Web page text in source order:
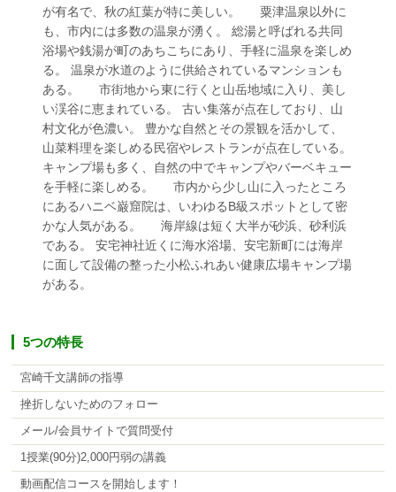
が有名で、秋の紅葉が特に美しい。 粟津温泉以外に
も、市内には多数の温泉が湧く。 総湯と呼ばれる共同
浴場や銭湯が町のあちこちにあり、手軽に温泉を楽しめ
る。 温泉が水道のように供給されているマンションも
ある。 市街地から東に行くと山岳地域に入り、美し
い渓谷に恵まれている。 古い集落が点在しており、山
村文化が色濃い。 豊かな自然とその景観を活かして、
山菜料理を楽しめる民宿やレストランが点在している。
キャンプ場も多く、自然の中でキャンプやバーベキュー
を手軽に楽しめる。 市内から少し山に入ったところ
にあるハニベ巌窟院は、いわゆるB級スポットとして密
かな人気がある。 海岸線は短く大半が砂浜、砂利浜
である。 安宅神社近くに海水浴場、安宅新町には海岸
に面して設備の整った小松ふれあい健康広場キャンプ場
がある。
5つの特長
宮崎千文講師の指導
挫折しないためのフォロー
メール/会員サイトで質問受付
1授業(90分)2,000円弱の講義
動画配信コースを開始します！